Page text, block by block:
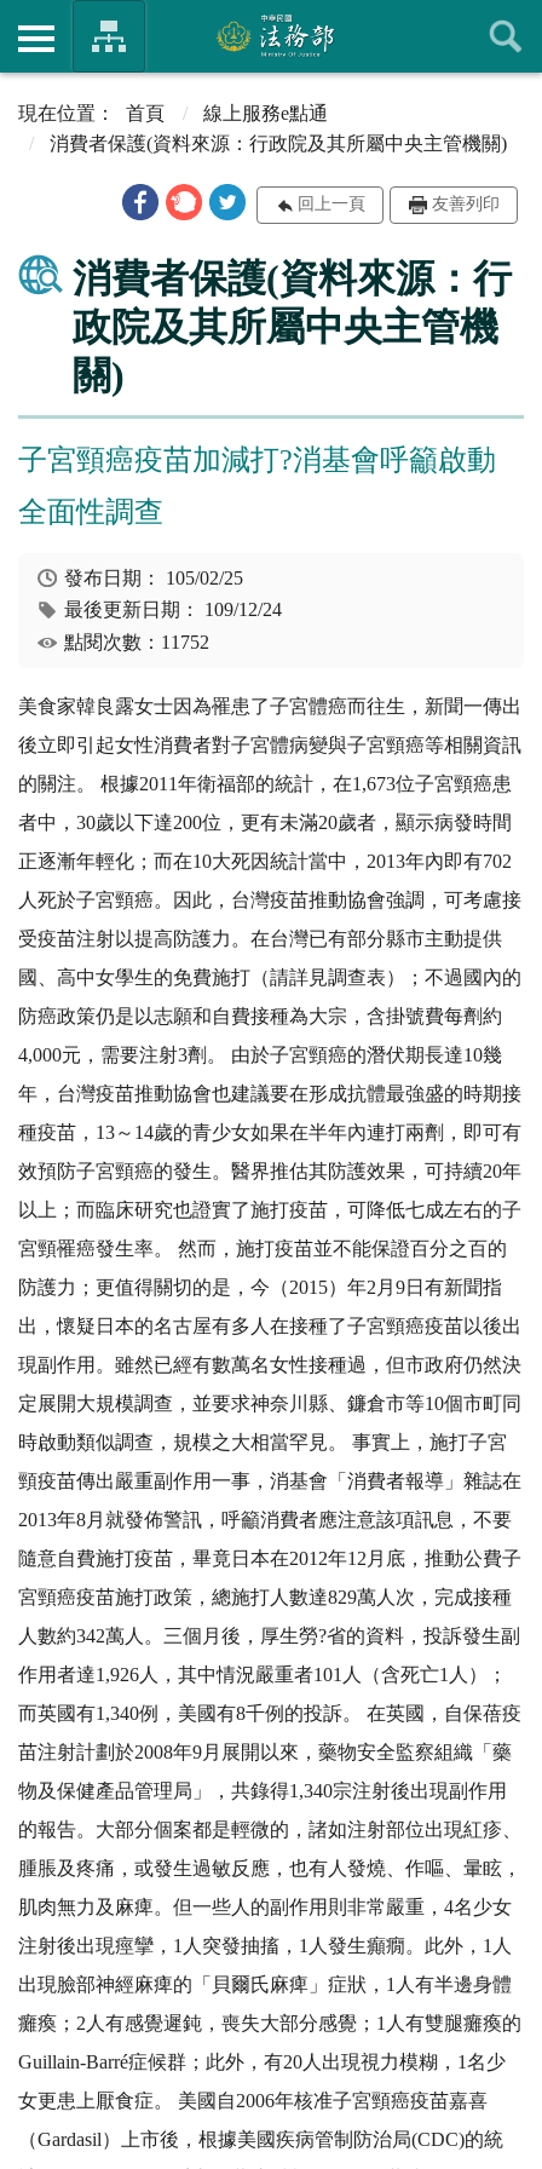
首頁
線上服務e點通
消費者保護(資料來源：行政院及其所屬中央主管機關)
回上一頁 友善列印
消費者保護(資料來源：行
政院及其所屬中央主管機
關)
子宮頸癌疫苗加減打?消基會呼籲啟動
全面性調查
發布日期： 105/02/25
最後更新日期： 109/12/24
點閱次數：11752
美食家韓良露女士因為罹患了子宮體癌而往生，新聞一傳出
後立即引起女性消費者對子宮體病變與子宮頸癌等相關資訊
的關注。 根據2011年衛福部的統計，在1,673位子宮頸癌患
者中，30歲以下達200位，更有未滿20歲者，顯示病發時間
正逐漸年輕化；而在10大死因統計當中，2013年內即有702
人死於子宮頸癌。因此，台灣疫苗推動協會強調，可考慮接
受疫苗注射以提高防護力。在台灣已有部分縣市主動提供
國、高中女學生的免費施打（請詳見調查表）；不過國內的
防癌政策仍是以志願和自費接種為大宗，含掛號費每劑約
4,000元，需要注射3劑。 由於子宮頸癌的潛伏期長達10幾
年，台灣疫苗推動協會也建議要在形成抗體最強盛的時期接
種疫苗，13～14歲的青少女如果在半年內連打兩劑，即可有
效預防子宮頸癌的發生。醫界推估其防護效果，可持續20年
以上；而臨床研究也證實了施打疫苗，可降低七成左右的子
宮頸罹癌發生率。 然而，施打疫苗並不能保證百分之百的
防護力；更值得關切的是，今（2015）年2月9日有新聞指
出，懷疑日本的名古屋有多人在接種了子宮頸癌疫苗以後出
現副作用。雖然已經有數萬名女性接種過，但市政府仍然決
定展開大規模調查，並要求神奈川縣、鐮倉市等10個市町同
時啟動類似調查，規模之大相當罕見。 事實上，施打子宮
頸疫苗傳出嚴重副作用一事，消基會「消費者報導」雜誌在
2013年8月就發佈警訊，呼籲消費者應注意該項訊息，不要
隨意自費施打疫苗，畢竟日本在2012年12月底，推動公費子
宮頸癌疫苗施打政策，總施打人數達829萬人次，完成接種
人數約342萬人。三個月後，厚生勞?省的資料，投訴發生副
作用者達1,926人，其中情況嚴重者101人（含死亡1人）；
而英國有1,340例，美國有8千例的投訴。 在英國，自保蓓疫
苗注射計劃於2008年9月展開以來，藥物安全監察組織「藥
物及保健產品管理局」，共錄得1,340宗注射後出現副作用
的報告。大部分個案都是輕微的，諸如注射部位出現紅疹、
腫脹及疼痛，或發生過敏反應，也有人發燒、作嘔、暈眩，
肌肉無力及麻痺。但一些人的副作用則非常嚴重，4名少女
注射後出現痙攣，1人突發抽搐，1人發生癲癇。此外，1人
出現臉部神經麻痺的「貝爾氏麻痺」症狀，1人有半邊身體
癱瘓；2人有感覺遲鈍，喪失大部分感覺；1人有雙腿癱瘓的
Guillain-Barré症候群；此外，有20人出現視力模糊，1名少
女更患上厭食症。 美國自2006年核准子宮頸癌疫苗嘉喜
（Gardasil）上市後，根據美國疾病管制防治局(CDC)的統